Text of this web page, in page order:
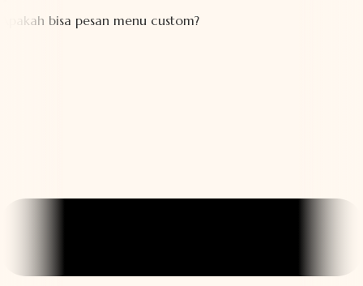
Apakah bisa pesan menu custom?